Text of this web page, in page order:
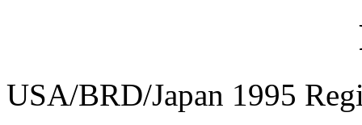
USA/BRD/Japan 1995